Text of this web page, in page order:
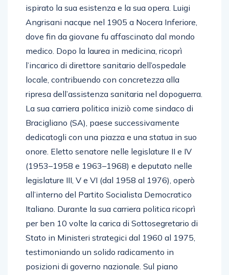
ispirato la sua esistenza e la sua opera. Luigi
Angrisani nacque nel 1905 a Nocera Inferiore,
dove fin da giovane fu affascinato dal mondo
medico. Dopo la laurea in medicina, ricoprì
l’incarico di direttore sanitario dell’ospedale
locale, contribuendo con concretezza alla
ripresa dell’assistenza sanitaria nel dopoguerra.
La sua carriera politica iniziò come sindaco di
Bracigliano (SA), paese successivamente
dedicatogli con una piazza e una statua in suo
onore. Eletto senatore nelle legislature II e IV
(1953–1958 e 1963–1968) e deputato nelle
legislature III, V e VI (dal 1958 al 1976), operò
all’interno del Partito Socialista Democratico
Italiano. Durante la sua carriera politica ricoprì
per ben 10 volte la carica di Sottosegretario di
Stato in Ministeri strategici dal 1960 al 1975,
testimoniando un solido radicamento in
posizioni di governo nazionale. Sul piano